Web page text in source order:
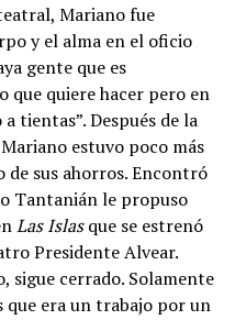
Mariano fue
y el alma en el oficio
gente que es
que quiere hacer pero en
tientas”. Después de la
estuvo poco más
de sus ahorros. Encontró
Tantanián le propuso
Las Islasque se estrenó
Presidente Alvear.
sigue cerrado. Solamente
que era un trabajo por un